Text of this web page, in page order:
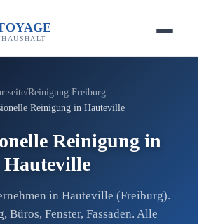
Reinigung Freiburg
Reinigung in Hauteville
Reinigung in
Hauteville
in Hauteville (Freiburg).
Büros, Fenster, Fassaden. Alle